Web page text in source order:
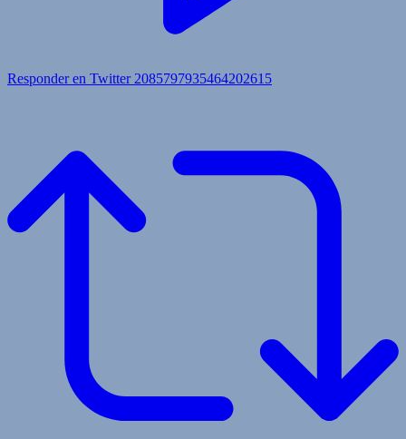
Responder en Twitter 2085797935464202615